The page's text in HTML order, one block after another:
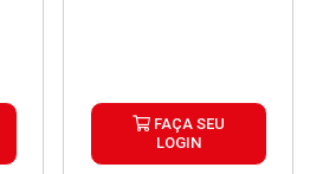
FAÇA SEU
LOGIN